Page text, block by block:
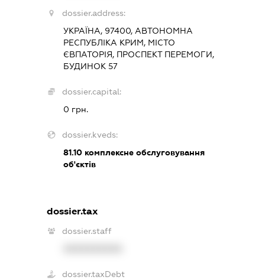
dossier.address:
УКРАЇНА, 97400, АВТОНОМНА
РЕСПУБЛІКА КРИМ, МІСТО
ЄВПАТОРІЯ, ПРОСПЕКТ ПЕРЕМОГИ,
БУДИНОК 57
dossier.capital:
0 грн.
dossier.kveds:
81.10 комплексне обслуговування
об'єктів
dossier.tax
dossier.staff
dossier.taxDebt